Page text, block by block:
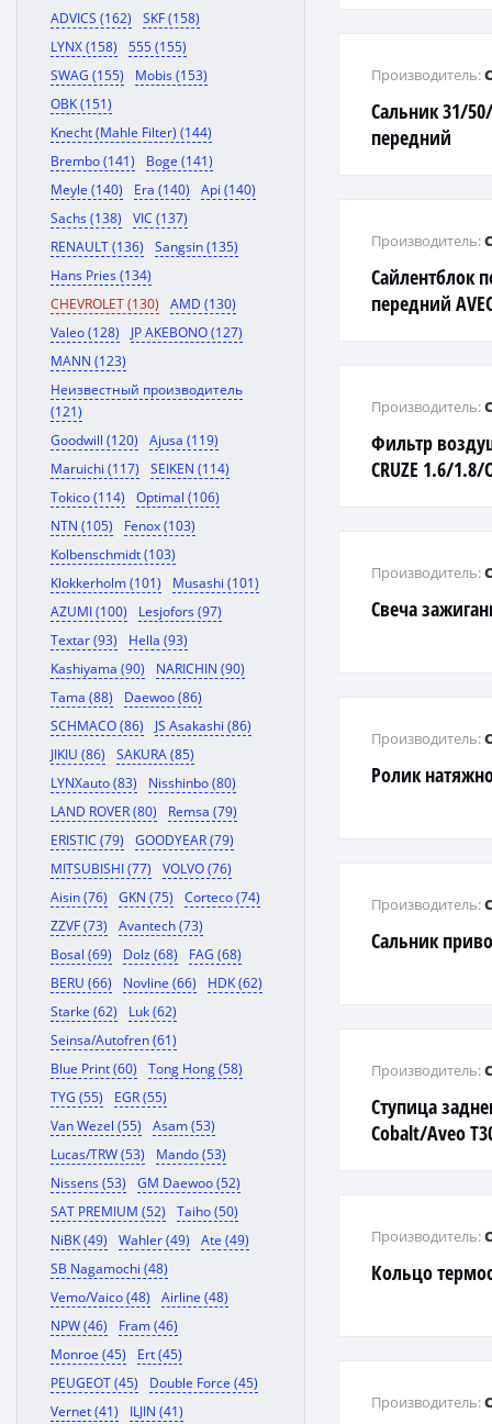
ADVICS (162)
SKF (158)
LYNX (158)
555 (155)
SWAG (155)
Mobis (153)
OBK (151)
Knecht (Mahle Filter) (144)
Brembo (141)
Boge (141)
Meyle (140)
Era (140)
Api (140)
Sachs (138)
VIC (137)
RENAULT (136)
Sangsin (135)
Hans Pries (134)
CHEVROLET (130)
AMD (130)
Valeo (128)
JP AKEBONO (127)
MANN (123)
Неизвестный производитель
(121)
Goodwill (120)
Ajusa (119)
Maruichi (117)
SEIKEN (114)
Tokico (114)
Optimal (106)
NTN (105)
Fenox (103)
Kolbenschmidt (103)
Klokkerholm (101)
Musashi (101)
AZUMI (100)
Lesjofors (97)
Textar (93)
Hella (93)
Kashiyama (90)
NARICHIN (90)
Tama (88)
Daewoo (86)
SCHMACO (86)
JS Asakashi (86)
JIKIU (86)
SAKURA (85)
LYNXauto (83)
Nisshinbo (80)
LAND ROVER (80)
Remsa (79)
ERISTIC (79)
GOODYEAR (79)
MITSUBISHI (77)
VOLVO (76)
Aisin (76)
GKN (75)
Corteco (74)
ZZVF (73)
Avantech (73)
Bosal (69)
Dolz (68)
FAG (68)
BERU (66)
Novline (66)
HDK (62)
Starke (62)
Luk (62)
Seinsa/Autofren (61)
Blue Print (60)
Tong Hong (58)
TYG (55)
EGR (55)
Van Wezel (55)
Asam (53)
Lucas/TRW (53)
Mando (53)
Nissens (53)
GM Daewoo (52)
SAT PREMIUM (52)
Taiho (50)
NiBK (49)
Wahler (49)
Ate (49)
SB Nagamochi (48)
Vemo/Vaico (48)
Airline (48)
NPW (46)
Fram (46)
Monroe (45)
Ert (45)
PEUGEOT (45)
Double Force (45)
Vernet (41)
ILJIN (41)
Сальник 31/
передний
Производитель:
Сайлентблок
передний
Производитель:
Фильтр
CRUZE 1.6/1.8/
Производитель:
Свеча
Производитель:
Ролик
Производитель:
Сальник
Производитель:
Ступица
Cobalt/Aveo
Производитель:
Кольцо
Производитель:
Производитель: